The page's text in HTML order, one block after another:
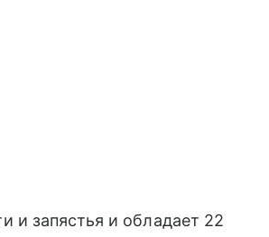
и запястья и обладает 22